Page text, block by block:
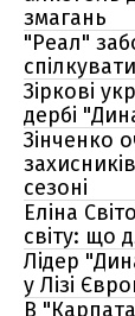
змагань
"Реал"
Зіркові
дербі
Зінченко
сезоні
Еліна
світу: що
Лідер
у Лізі
В